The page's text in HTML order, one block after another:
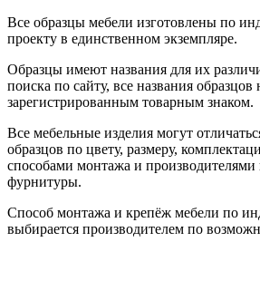
Все образцы мебели изготовлены по
проекту в единственном экземпляре.
Образцы имеют названия для их
поиска по сайту, все названия образцов
зарегистрированным товарным знаком.
Все мебельные изделия могут
образцов по цвету, размеру,
способами монтажа и
фурнитуры.
Способ монтажа и крепёж мебели по
выбирается производителем по